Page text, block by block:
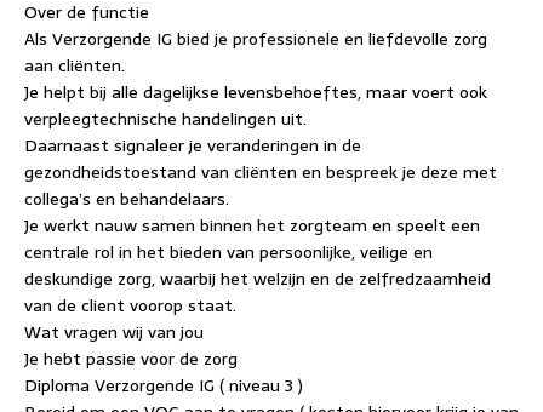
Over de functie
Als Verzorgende IG bied je professionele en liefdevolle zorg
aan cliënten.
Je helpt bij alle dagelijkse levensbehoeftes, maar voert ook
verpleegtechnische handelingen uit.
Daarnaast signaleer je veranderingen in de
gezondheidstoestand van cliënten en bespreek je deze met
collega’s en behandelaars.
Je werkt nauw samen binnen het zorgteam en speelt een
centrale rol in het bieden van persoonlijke, veilige en
deskundige zorg, waarbij het welzijn en de zelfredzaamheid
van de client voorop staat.
Wat vragen wij van jou
Je hebt passie voor de zorg
Diploma Verzorgende IG ( niveau 3 )